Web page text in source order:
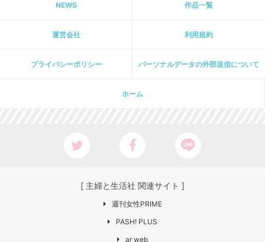
NEWS 作品一覧
運営会社 利用規約
プライパシーポリシー パーソナルデータの外部送信について
ホーム
[ 主婦と生活社 関連サイト ]
週刊女性PRIME
PASH! PLUS
ar web